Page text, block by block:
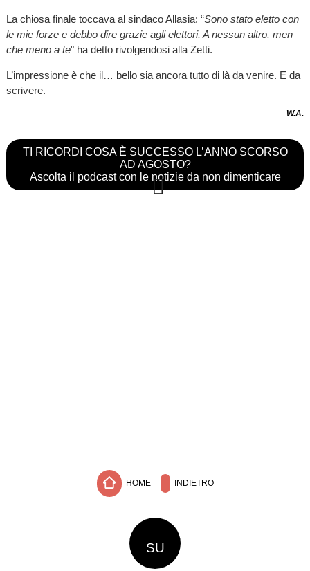
La chiosa finale toccava al sindaco Allasia: “Sono stato eletto con
le mie forze e debbo dire grazie agli elettori, A nessun altro, men
che meno a te" ha detto rivolgendosi alla Zetti.
L’impressione è che il… bello sia ancora tutto di là da venire. E da
scrivere.
W.A.
TI RICORDI COSA È SUCCESSO L’ANNO SCORSO
AD AGOSTO?
Ascolta il podcast con le notizie da non dimenticare
HOME INDIETRO
SU